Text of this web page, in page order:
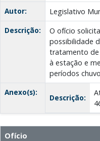
Autor:
Legislativo
Descrição:
O ofício
possibilidade
tratamento de
à estação e
períodos
Anexo(s):
Descrição:
Ofício